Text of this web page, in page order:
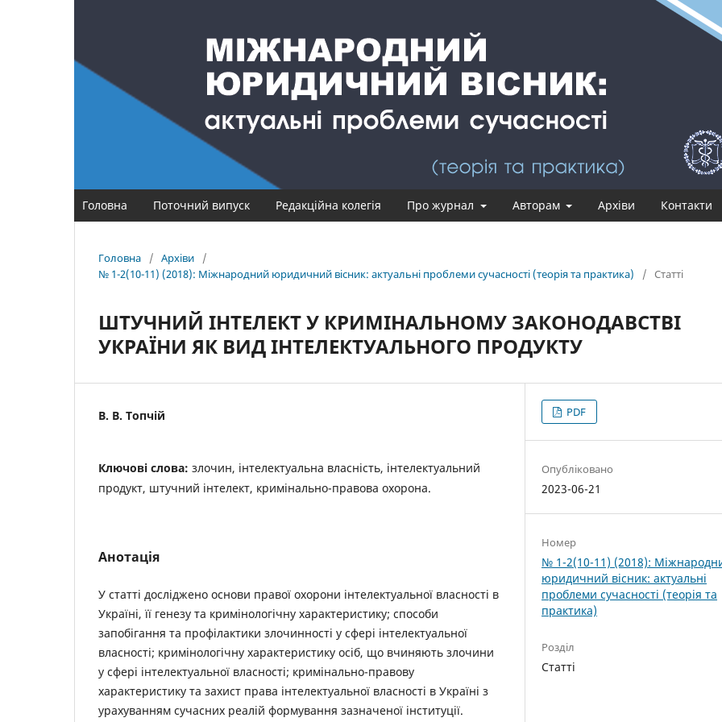
Головна Поточний випуск Редакційна колегія Про журнал Авторам Архіви Контакти
Головна / Архіви
/
№ 1-2(10-11) (2018): Міжнародний юридичний вісник: актуальні проблеми сучасності (теорія та практика)
/ Статті
ШТУЧНИЙ ІНТЕЛЕКТ У КРИМІНАЛЬНОМУ ЗАКОНОДАВСТВІ
УКРАЇНИ ЯК ВИД ІНТЕЛЕКТУАЛЬНОГО ПРОДУКТУ
В. В. Топчій
Ключові слова: злочин, інтелектуальна власність, інтелектуальний
продукт, штучний інтелект, кримінально-правова охорона.
Анотація
У статті досліджено основи правої охорони інтелектуальної власності в
Україні, її генезу та кримінологічну характеристику; способи
запобігання та профілактики злочинності у сфері інтелектуальної
власності; кримінологічну характеристику осіб, що вчиняють злочини
у сфері інтелектуальної власності; кримінально-правову
характеристику та захист права інтелектуальної власності в Україні з
урахуванням сучасних реалій формування зазначеної інституції.
PDF
Опубліковано
2023-06-21
Номер
№ 1-2(10-11) (2018):
юридичний вісник: актуальні
проблеми сучасності (теорія та
практика)
Розділ
Статті